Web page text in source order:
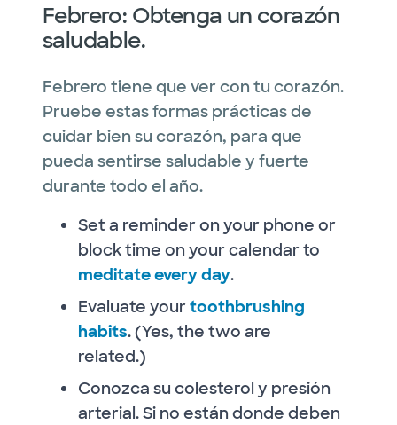
Febrero: Obtenga un corazón
saludable.
Febrero tiene que ver con tu corazón.
Pruebe estas formas prácticas de
cuidar bien su corazón, para que
pueda sentirse saludable y fuerte
durante todo el año.
Set a reminder on your phone or
block time on your calendar to
meditate every day.
Evaluate yourtoothbrushing
habits. (Yes, the two are
related.)
Conozca su colesterol y presión
arterial. Si no están donde deben